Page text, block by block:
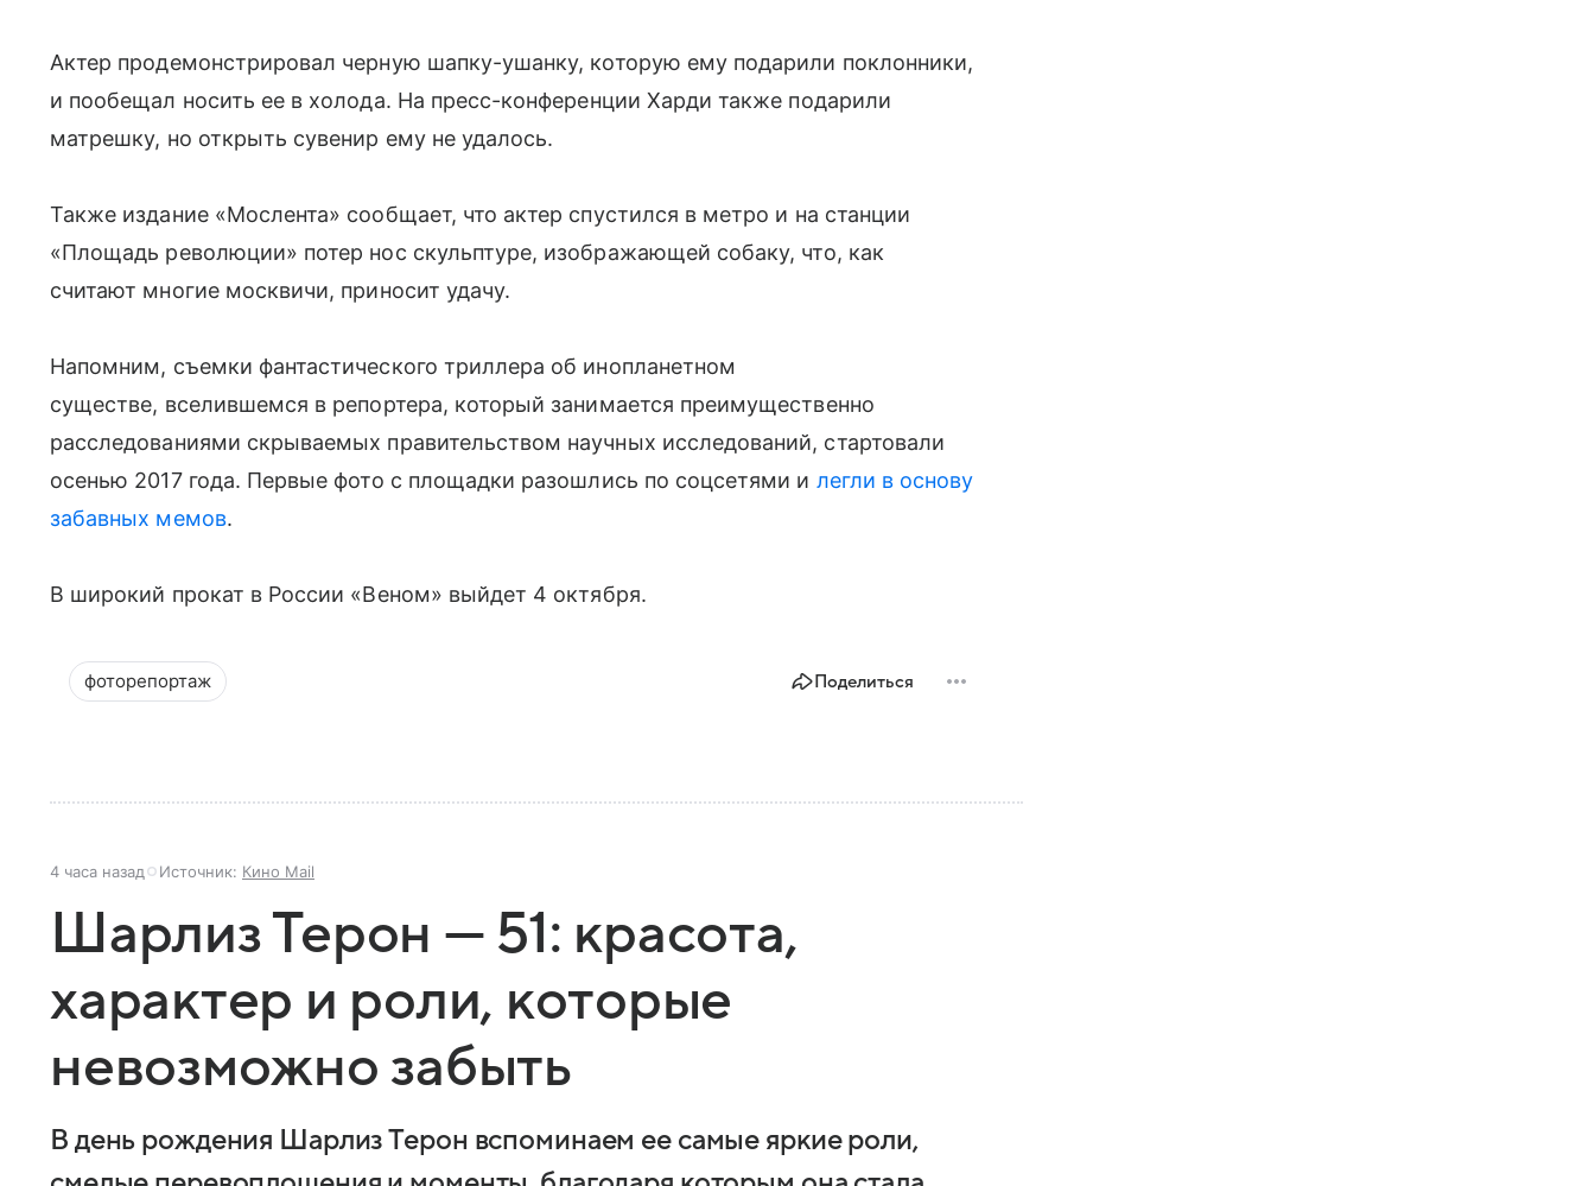
Актер продемонстрировал черную шапку-ушанку, которую ему подарили поклонники,
и пообещал носить ее в холода. На пресс-конференции Харди также подарили
матрешку, но открыть сувенир ему не удалось.
Также издание «Мослента» сообщает, что актер спустился в метро и на станции
«Площадь революции» потер нос скульптуре, изображающей собаку, что, как
считают многие москвичи, приносит удачу.
Напомним, съемки фантастического триллера об инопланетном
существе, вселившемся в репортера, который занимается преимущественно
расследованиями скрываемых правительством научных исследований, стартовали
осенью 2017 года. Первые фото с площадки разошлись по соцсетями и легли в основу
забавных мемов.
В широкий прокат в России «Веном» выйдет 4 октября.
фоторепортаж Поделиться
4 часа назад Источник: Кино Mail
Шарлиз Терон — 51: красота,
характер и роли, которые
невозможно забыть
В день рождения Шарлиз Терон вспоминаем ее самые яркие роли,